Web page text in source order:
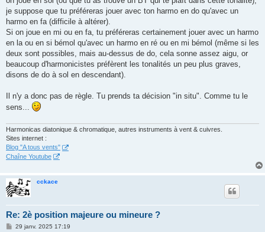
je suppose que tu préféreras jouer avec ton harmo en do qu'avec un
harmo en fa (difficile à altérer).
Si on joue en mi ou en fa, tu préféreras certainement jouer avec un harmo
en la ou en si bémol qu'avec un harmo en ré ou en mi bémol (même si les
deux sont possibles, mais au-dessus de do, cela sonne assez aigu, or
beaucoup d'harmonicistes préfèrent les tonalités un peu plus graves,
disons de do à sol en descendant).
Il n'y a donc pas de règle. Tu prends ta décision "in situ". Comme tu le
sens...
Harmonicas diatonique & chromatique, autres instruments à vent & cuivres.
Sites internet :
Blog "A tous vents"
Chaîne Youtube
cckace
Re: 2è position majeure ou mineure ?
M29 janv. 2025 17:19